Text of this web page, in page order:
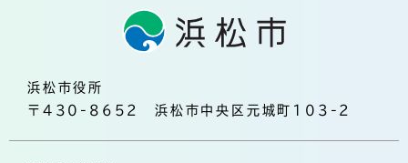
浜松市役所
〒430-8652 浜松市中央区元城町103-2